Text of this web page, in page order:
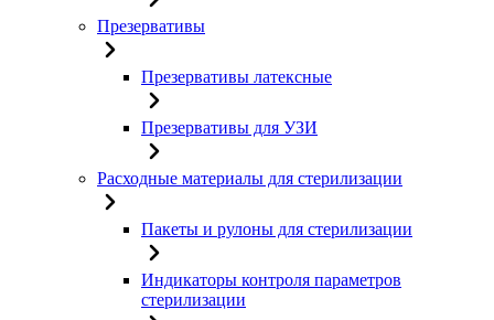
Презервативы
Презервативы латексные
Презервативы для УЗИ
Расходные материалы для стерилизации
Пакеты и рулоны для стерилизации
Индикаторы контроля параметров
стерилизации